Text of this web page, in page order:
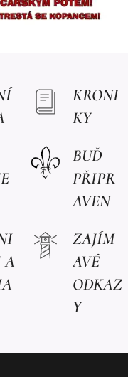
KRONI
KY
BUĎ
PŘIPR
AVEN
A
ZAJÍM
AVÉ
ODKAZ
Y